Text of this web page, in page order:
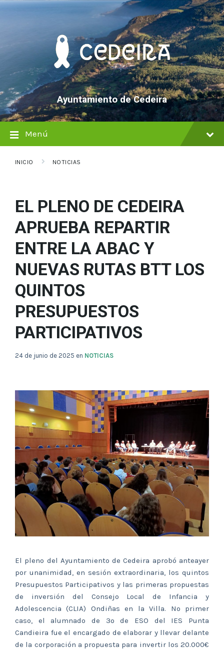
saltar
Saltar
Saltar
Ayuntamiento de Cedeira
Menú
INICIO NOTICIAS
EL PLENO DE CEDEIRA
APRUEBA REPARTIR
ENTRE LA ABAC Y
NUEVAS RUTAS BTT LOS
QUINTOS
PRESUPUESTOS
PARTICIPATIVOS
24 de junio de 2025 en NOTICIAS
El pleno del Ayuntamiento de Cedeira aprobó anteayer
por unanimidad, en sesión extraordinaria, los quintos
Presupuestos Participativos y las primeras propuestas
de inversión del Consejo Local de Infancia y
Adolescencia (CLIA) Ondiñas en la Villa. No primer
caso, el alumnado de 3º de ESO del IES Punta
Candieira fue el encargado de elaborar y llevar delante
de la corporación a propuesta para invertir los 20.000€